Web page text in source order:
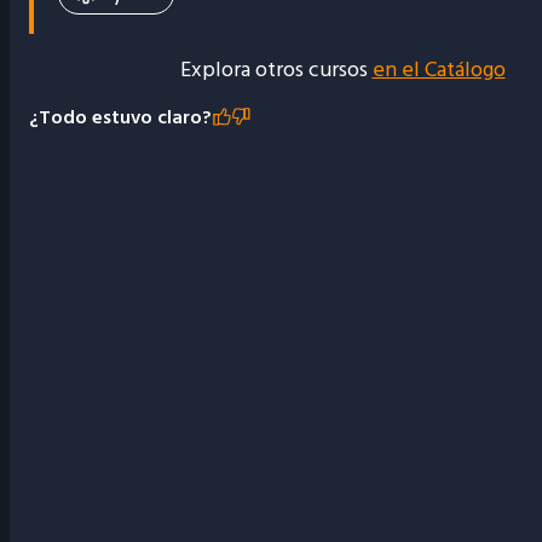
Explora otros cursosen el Catálogo
¿Todo estuvo claro?